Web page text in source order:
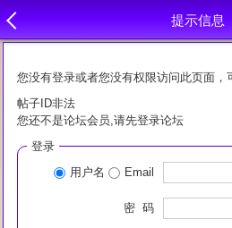
提示信息
您没有登录或者您没有权限访问此页面，
帖子ID非法
您还不是论坛会员,请先登录论坛
登录
用户名
Email
密 码